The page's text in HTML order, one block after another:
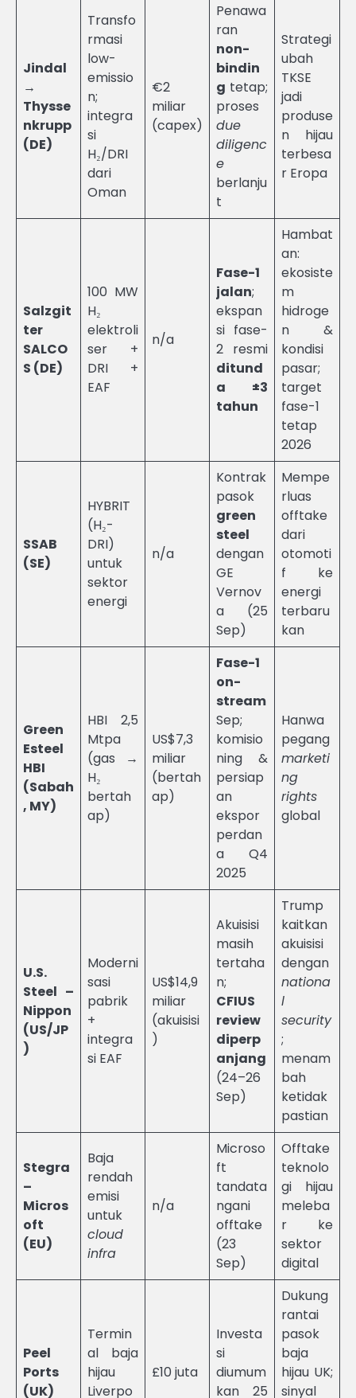
Jindal
→
Thysse
nkrupp
(DE)
Transfo
rmasi
low-
emissio
n;
integra
si
H₂/DRI
dari
Oman
€2
miliar
(capex)
Penawa
ran
non-
bindin
g tetap;
proses
due
diligenc
e
berlanju
t
Strategi
ubah
TKSE
jadi
produse
n hijau
terbesa
r Eropa
Salzgit
ter
SALCO
S (DE)
100 MW
H₂
elektroli
ser +
DRI +
EAF
n/a
Fase-1
jalan;
ekspan
si fase-
2 resmi
ditund
a ±3
tahun
Hambat
an:
ekosiste
m
hidroge
n &
kondisi
pasar;
target
fase-1
tetap
2026
SSAB
(SE)
HYBRIT
(H₂-
DRI)
untuk
sektor
energi
n/a
Kontrak
pasok
green
steel
dengan
GE
Vernov
a (25
Sep)
Mempe
rluas
offtake
dari
otomoti
f ke
energi
terbaru
kan
Green
Esteel
HBI
(Sabah
, MY)
HBI 2,5
Mtpa
(gas →
H₂
bertah
ap)
US$7,3
miliar
(bertah
ap)
Fase-1
on-
stream
Sep;
komisio
ning &
persiap
an
ekspor
perdan
a Q4
2025
Hanwa
pegang
marketi
ng
rights
global
U.S.
Steel –
Nippon
(US/JP
)
Moderni
sasi
pabrik
+
integra
si EAF
US$14,9
miliar
(akuisisi
)
Akuisisi
masih
tertaha
n;
CFIUS
review
diperp
anjang
(24–26
Sep)
Trump
kaitkan
akuisisi
dengan
nationa
l
security
;
menam
bah
ketidak
pastian
Stegra
–
Micros
oft
(EU)
Baja
rendah
emisi
untuk
cloud
infra
n/a
Microso
ft
tandata
ngani
offtake
(23
Sep)
Offtake
teknolo
gi hijau
meleba
r ke
sektor
digital
Peel
Ports
(UK)
Termin
al baja
hijau
Liverpo
£10 juta
Investa
si
diumum
kan 25
Dukung
rantai
pasok
baja
hijau UK;
sinyal